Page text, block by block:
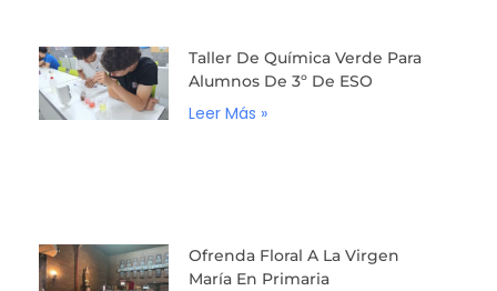
Taller De Química Verde Para
Alumnos De 3º De ESO
Leer Más »
Ofrenda Floral A La Virgen
María En Primaria